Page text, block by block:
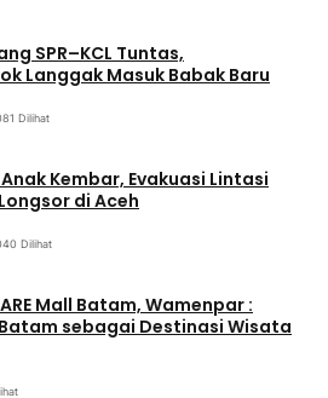
SPR–KCL Tuntas,
Langgak Masuk Babak Baru
Dilihat
Kembar, Evakuasi Lintasi
di Aceh
Dilihat
Mall Batam, Wamenpar :
sebagai Destinasi Wisata